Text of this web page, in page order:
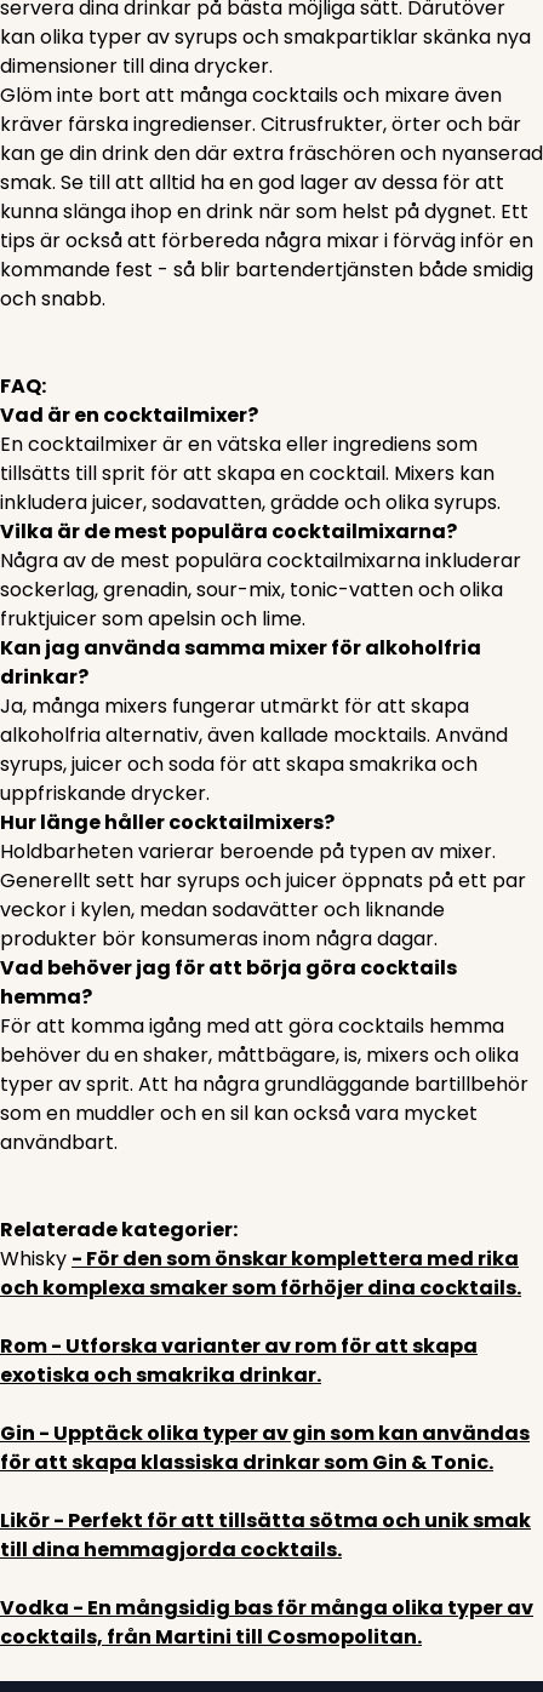
servera dina drinkar på bästa möjliga sätt. Därutöver
kan olika typer av syrups och smakpartiklar skänka nya
dimensioner till dina drycker.
Glöm inte bort att många cocktails och mixare även
kräver färska ingredienser. Citrusfrukter, örter och bär
kan ge din drink den där extra fräschören och nyanserad
smak. Se till att alltid ha en god lager av dessa för att
kunna slänga ihop en drink när som helst på dygnet. Ett
tips är också att förbereda några mixar i förväg inför en
kommande fest - så blir bartendertjänsten både smidig
och snabb.
FAQ:
Vad är en cocktailmixer?
En cocktailmixer är en vätska eller ingrediens som
tillsätts till sprit för att skapa en cocktail. Mixers kan
inkludera juicer, sodavatten, grädde och olika syrups.
Vilka är de mest populära cocktailmixarna?
Några av de mest populära cocktailmixarna inkluderar
sockerlag, grenadin, sour-mix, tonic-vatten och olika
fruktjuicer som apelsin och lime.
Kan jag använda samma mixer för alkoholfria
drinkar?
Ja, många mixers fungerar utmärkt för att skapa
alkoholfria alternativ, även kallade mocktails. Använd
syrups, juicer och soda för att skapa smakrika och
uppfriskande drycker.
Hur länge håller cocktailmixers?
Holdbarheten varierar beroende på typen av mixer.
Generellt sett har syrups och juicer öppnats på ett par
veckor i kylen, medan sodavätter och liknande
produkter bör konsumeras inom några dagar.
Vad behöver jag för att börja göra cocktails
hemma?
För att komma igång med att göra cocktails hemma
behöver du en shaker, måttbägare, is, mixers och olika
typer av sprit. Att ha några grundläggande bartillbehör
som en muddler och en sil kan också vara mycket
användbart.
Relaterade kategorier:
Whisky - För den som önskar komplettera med rika
och komplexa smaker som förhöjer dina cocktails.
Rom- Utforska varianter av rom för att skapa
exotiska och smakrika drinkar.
Gin - Upptäck olika typer av gin som kan användas
för att skapa klassiska drinkar som Gin & Tonic.
Likör- Perfekt för att tillsätta sötma och unik smak
till dina hemmagjorda cocktails.
Vodka - En mångsidig bas för många olika typer av
cocktails, från Martini till Cosmopolitan.